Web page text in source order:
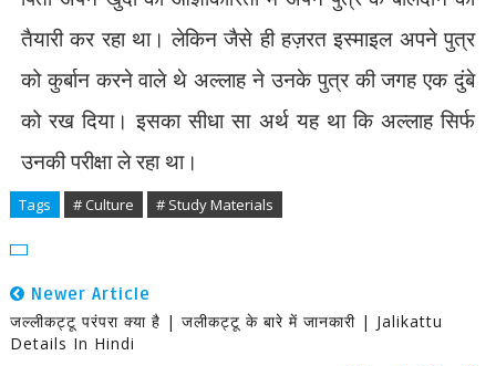
तैयारी कर रहा था। लेकिन जैसे ही हज़रत इस्माइल अपने पुत्र
को कुर्बान करने वाले थे अल्लाह ने उनके पुत्र की जगह एक दुंबे
को रख दिया। इसका सीधा सा अर्थ यह था कि अल्लाह सिर्फ
उनकी परीक्षा ले रहा था।
Tags # Culture # Study Materials
Newer Article
जल्लीकट्टू परंपरा क्या है | जलीकट्टू के बारे में जानकारी | Jalikattu
Details In Hindi